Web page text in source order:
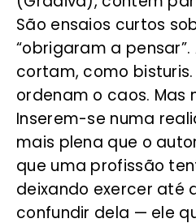
São ensaios curtos
“obrigaram a pensar”.
cortam, como
ordenam o caos. Mas
Inserem-se numa
mais plena que o
que uma profissão
deixando exercer até
confundir dela — ele